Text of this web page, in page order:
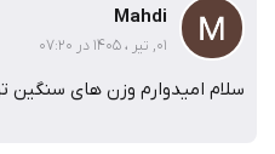
Mahdi
01, تیر ، 1405 در 07:20
سلام امیدوارم وزن های سنگین